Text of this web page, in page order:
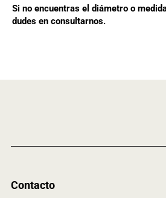
Si no encuentras el diámetro o
dudes en consultarnos.
Contacto